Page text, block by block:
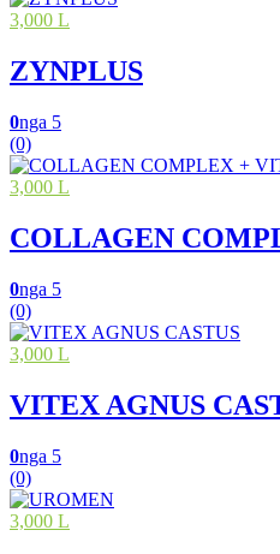
3,000 L
ZYNPLUS
0nga 5
(0)
3,000 L
COLLAGEN
0nga 5
(0)
3,000 L
VITEX AGNUS
0nga 5
(0)
3,000 L